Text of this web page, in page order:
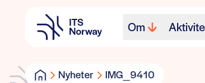
Om
Nyheter IMG_9410